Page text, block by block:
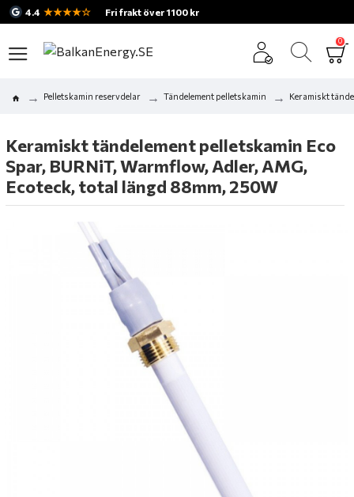
4.4 ★★★★☆ Fri frakt över 1100 kr
0
Pelletskamin reservdelar Tändelement pelletskamin Keramiskt
Keramiskt tändelement pelletskamin Eco
Spar, BURNiT, Warmflow, Adler, AMG,
Ecoteck, total längd 88mm, 250W